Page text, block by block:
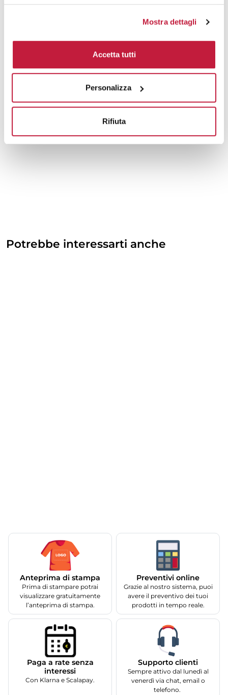
Mostra dettagli
Accetta tutti
Personalizza
Rifiuta
Potrebbe interessarti anche
Anteprima di stampa
Prima di stampare potrai
visualizzare gratuitamente
l’anteprima di stampa.
Preventivi online
Grazie al nostro sistema, puoi
avere il preventivo dei tuoi
prodotti in tempo reale.
Paga a rate senza
interessi
Con Klarna e Scalapay.
Supporto clienti
Sempre attivo dal lunedì al
venerdì via chat, email o
telefono.